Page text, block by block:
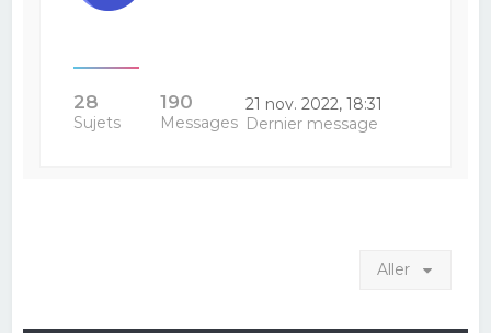
28
Sujets
190
Messages
21 nov. 2022, 18:31
Dernier message
Aller